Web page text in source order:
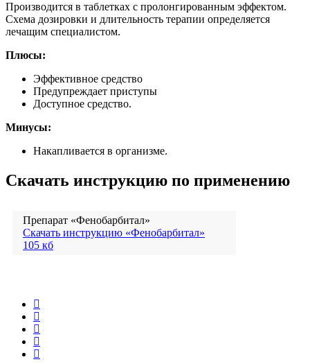
Производится в таблетках с пролонгированным эффектом.
Схема дозировки и длительность терапии определяется
лечащим специалистом.
Плюсы:
Эффективное средство
Предупреждает приступы
Доступное средство.
Минусы:
Накапливается в организме.
Скачать инструкцию по применению
Препарат «Фенобарбитал»
Скачать инструкцию «Фенобарбитал»
105 кб